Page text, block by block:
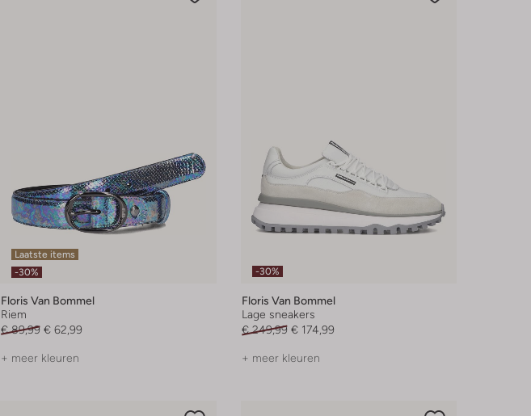
Laatste items
-30%
Floris Van Bommel
Riem
€ 89,99 € 62,99
+ meer kleuren
-30%
Floris Van Bommel
Lage sneakers
€ 249,99 € 174,99
+ meer kleuren